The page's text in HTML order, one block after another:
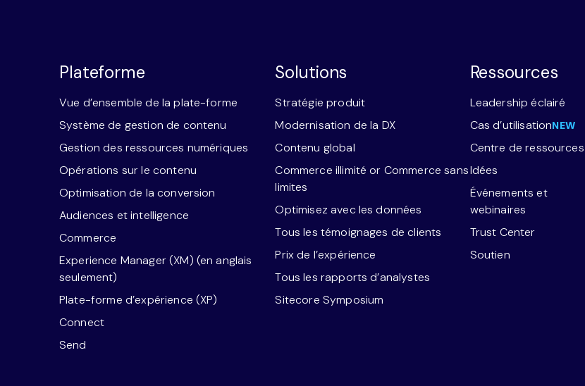
Plateforme
Vue d’ensemble de la plate-forme
Système de gestion de contenu
Gestion des ressources numériques
Opérations sur le contenu
Optimisation de la conversion
Audiences et intelligence
Commerce
Experience Manager (XM) (en anglais
seulement)
Plate-forme d’expérience (XP)
Connect
Send
Solutions
Stratégie produit
Modernisation de la DX
Contenu global
Commerce illimité or Commerce sans
limites
Optimisez avec les données
Tous les témoignages de clients
Prix de l’expérience
Tous les rapports d’analystes
Sitecore Symposium
Ressources
Leadership éclairé
Cas d’utilisationNEW
Centre de ressources
Idées
Événements et
webinaires
Trust Center
Soutien